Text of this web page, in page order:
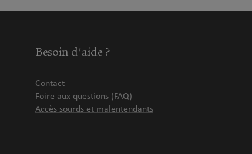
Besoin d'aide ?
Contact
Foire aux questions (FAQ)
Accès sourds et malentendants